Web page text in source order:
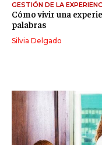
GESTIÓN DE LA
Cómo vivir una
palabras
Silvia Delgado